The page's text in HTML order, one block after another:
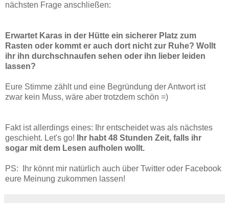
nächsten Frage anschließen:
Erwartet Karas in der Hütte ein sicherer Platz zum
Rasten oder kommt er auch dort nicht zur Ruhe? Wollt
ihr ihn durchschnaufen sehen oder ihn lieber leiden
lassen?
Eure Stimme zählt und eine Begründung der Antwort ist
zwar kein Muss, wäre aber trotzdem schön =)
Fakt ist allerdings eines: Ihr entscheidet was als nächstes
geschieht. Let's go! Ihr habt 48 Stunden Zeit, falls ihr
sogar mit dem Lesen aufholen wollt.
PS: Ihr könnt mir natürlich auch über Twitter oder Facebook
eure Meinung zukommen lassen!